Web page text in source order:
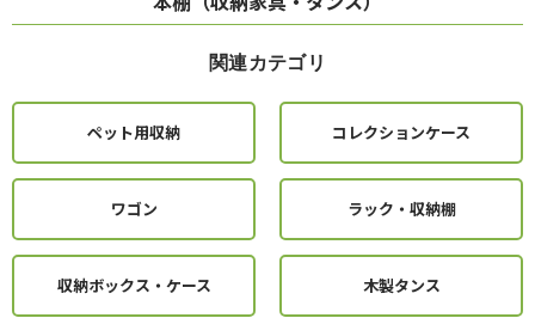
関連カテゴリ
ペット用収納 コレクションケース
ワゴン ラック・収納棚
収納ボックス・ケース 木製タンス